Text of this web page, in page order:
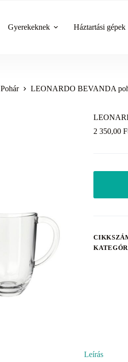
Gyerekeknek Háztartási gépek
Pohár LEONARDO BEVANDA
2 350,00
Leírás